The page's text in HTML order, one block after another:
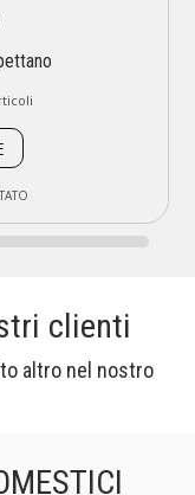
a tutto noi
clienti
altro nel nostro